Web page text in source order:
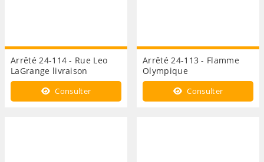
Arrêté 24-114 - Rue Leo
LaGrange livraison
Consulter
Arrêté 24-113 - Flamme
Olympique
Consulter